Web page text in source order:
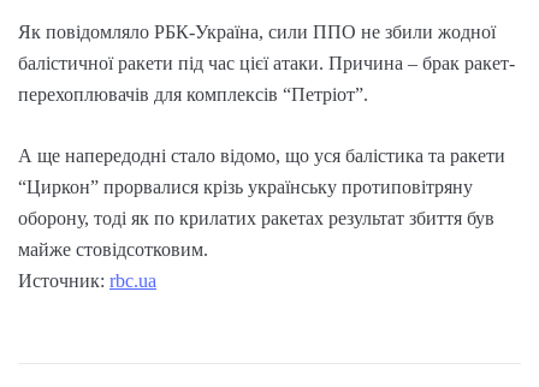
Як повідомляло РБК-Україна, сили ППО не збили жодної
балістичної ракети під час цієї атаки. Причина – брак ракет-
перехоплювачів для комплексів “Петріот”.
А ще напередодні стало відомо, що уся балістика та ракети
“Циркон” прорвалися крізь українську протиповітряну
оборону, тоді як по крилатих ракетах результат збиття був
майже стовідсотковим.
Источник: rbc.ua